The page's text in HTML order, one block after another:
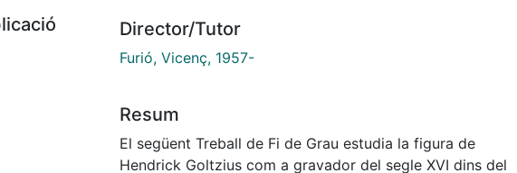
Director/Tutor
Furió, Vicenç, 1957-
Resum
El següent Treball de Fi de Grau estudia la figura de
Hendrick Goltzius com a gravador del segle XVI dins del